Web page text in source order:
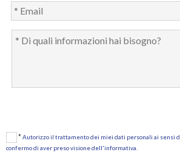
*Autorizzo il trattamento dei miei dati personali ai sensi
confermo di aver preso visione dell'informativa.